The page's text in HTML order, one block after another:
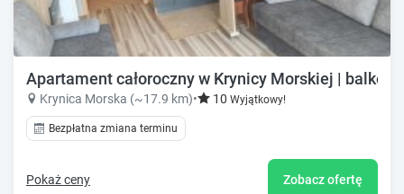
Apartament całoroczny w Krynicy Morskiej | balkon,
Krynica Morska (~17.9 km)• 10 Wyjątkowy!
Bezpłatna zmiana terminu
Pokaż ceny Zobacz ofertę